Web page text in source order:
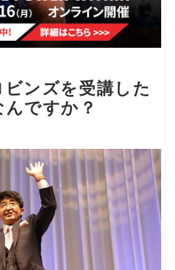
ンズを受講した
ですか？